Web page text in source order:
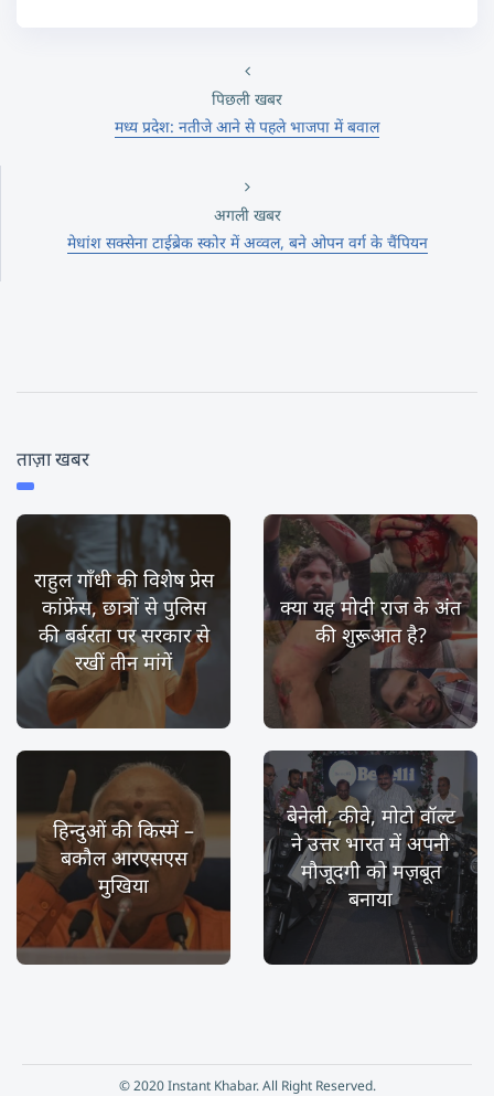
पिछली खबर
मध्य प्रदेश: नतीजे आने से पहले भाजपा में बवाल
अगली खबर
मेधांश सक्सेना टाईब्रेक स्कोर में अव्वल, बने ओपन वर्ग के चैंपियन
ताज़ा खबर
राहुल गाँधी की विशेष प्रेस
कांफ्रेंस, छात्रों से पुलिस
की बर्बरता पर सरकार से
रखीं तीन मांगें
क्या यह मोदी राज के अंत
की शुरूआत है?
हिन्दुओं की किस्में –
बकौल आरएसएस
मुखिया
बेनेली, कीवे, मोटो वॉल्ट
ने उत्तर भारत में अपनी
मौजूदगी को मज़बूत
बनाया
© 2020 Instant Khabar. All Right Reserved.